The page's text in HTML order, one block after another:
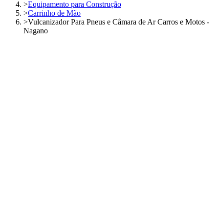
>Equipamento para Construção
>Carrinho de Mão
>Vulcanizador Para Pneus e Câmara de Ar Carros e Motos -
Nagano